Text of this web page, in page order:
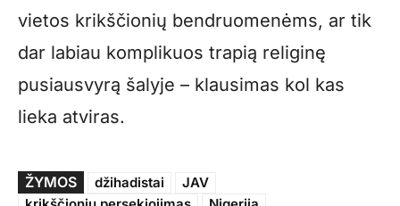
vietos krikščionių bendruomenėms, ar tik
dar labiau komplikuos trapią religinę
pusiausvyrą šalyje – klausimas kol kas
lieka atviras.
ŽYMOS džihadistai
JAV